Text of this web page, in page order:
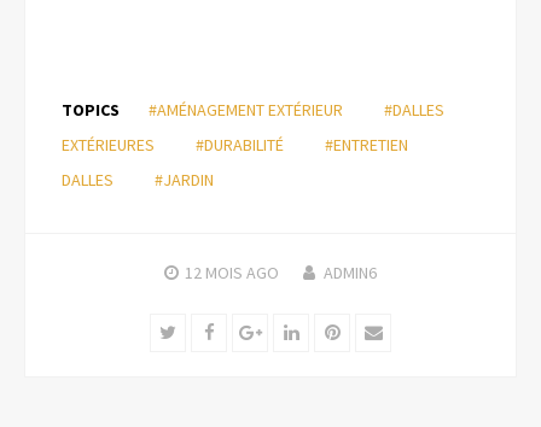
TOPICS #AMÉNAGEMENT EXTÉRIEUR
#DALLES
EXTÉRIEURES
#DURABILITÉ
#ENTRETIEN
DALLES
#JARDIN
12 MOIS AGO ADMIN6
TwitterFacebookGoogle+LinkedInPinterest
Email